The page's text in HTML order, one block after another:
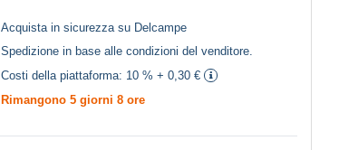
Acquista in sicurezza su Delcampe
Spedizione in base alle condizioni del venditore
Costi della piattaforma: 10 % + 0,30 €
Rimangono 5 giorni 8 ore